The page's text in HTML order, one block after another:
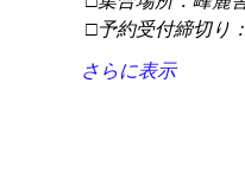
□予約受付締切り
さらに表示